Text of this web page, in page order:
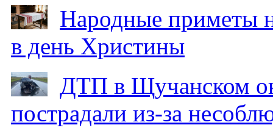
Народные приметы
в день Христины
ДТП в Щучанском
пострадали из-за